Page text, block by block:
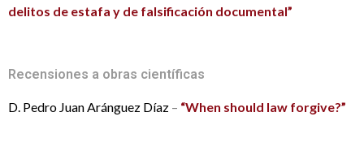
delitos de estafa y de falsificación documental”
Recensiones a obras científicas
D. Pedro Juan Aránguez Díaz – “When should law forgive?”